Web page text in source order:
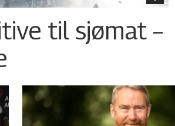
til sjømat –